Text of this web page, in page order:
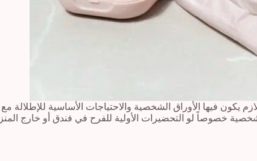
فيها الأوراق الشخصية والاحتياجات الأساسية للإطلالة
خصوصاً لو التحضيرات الأولية للفرح في فندق أو خارج